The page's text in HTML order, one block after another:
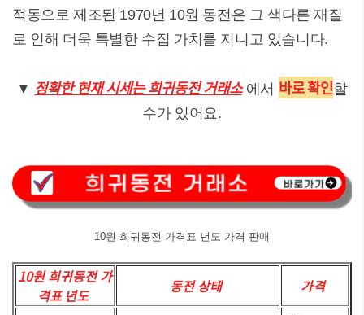
적동으로 제조된 1970년 10원 동전은 그 색다른 재질
로 인해 더욱 특별한 수집 가치를 지니고 있습니다.
▼ 정확한 현재 시세는 희귀동전 거래소 에서 바로 확인할
수가 있어요.
10원 희귀동전 가격표 년도 가격 판매
10원 희귀동전 가
격표 년도
동전 상태 가격